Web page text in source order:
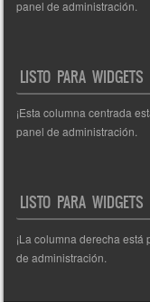
panel de administración.
LISTO PARA WIDGETS
¡Esta columna centrada
panel de administración.
LISTO PARA WIDGETS
¡La columna derecha
de administración.